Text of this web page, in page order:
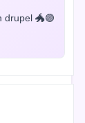
drupel 🐲🟣